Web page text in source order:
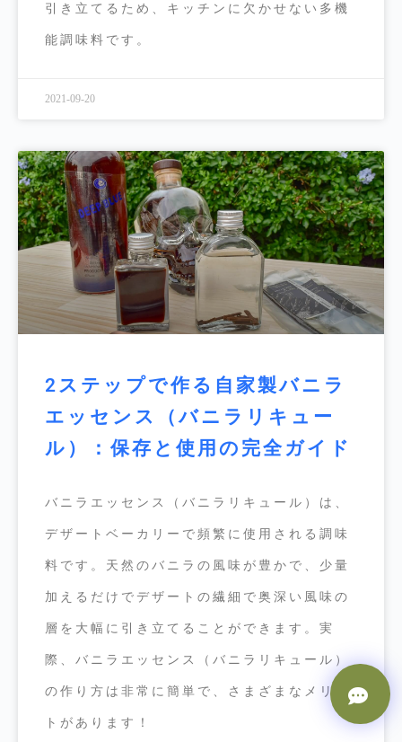
引き立てるため、キッチンに欠かせない多機
能調味料です。
2021-09-20
2ステップで作る自家製バニラ
エッセンス（バニラリキュー
ル）：保存と使用の完全ガイド
バニラエッセンス（バニラリキュール）は、
デザートベーカリーで頻繁に使用される調味
料です。天然のバニラの風味が豊かで、少量
加えるだけでデザートの繊細で奥深い風味の
層を大幅に引き立てることができます。実
際、バニラエッセンス（バニラリキュール）
の作り方は非常に簡単で、さまざまなメリッ
トがあります！